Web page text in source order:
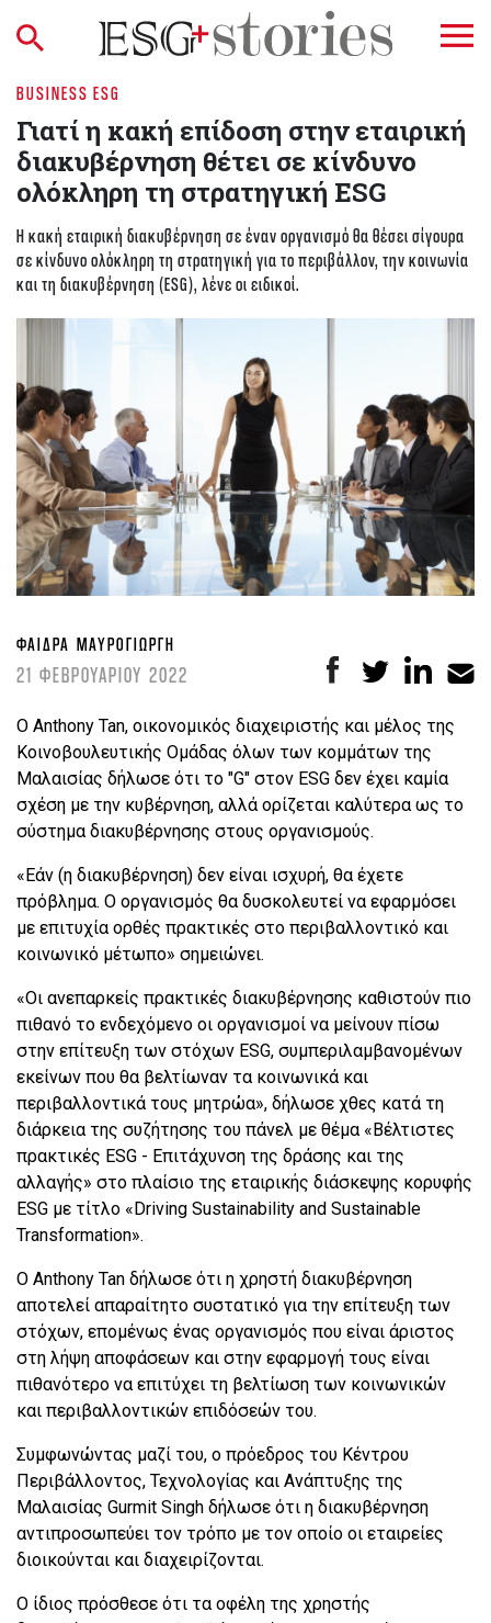
BUSINESS ESG
Γιατί η κακή επίδοση στην εταιρική
διακυβέρνηση θέτει σε κίνδυνο
ολόκληρη τη στρατηγική ESG
Η κακή εταιρική διακυβέρνηση σε έναν οργανισμό θα θέσει σίγουρα
σε κίνδυνο ολόκληρη τη στρατηγική για το περιβάλλον, την κοινωνία
και τη διακυβέρνηση (ESG), λένε οι ειδικοί.
ΦΑΊΔΡΑ ΜΑΥΡΟΓΙΏΡΓΗ
21 ΦΕΒΡΟΥΑΡΙΟΥ 2022
Ο Anthony Tan, οικονομικός διαχειριστής και μέλος της
Κοινοβουλευτικής Ομάδας όλων των κομμάτων της
Μαλαισίας δήλωσε ότι το "G" στον ESG δεν έχει καμία
σχέση με την κυβέρνηση, αλλά ορίζεται καλύτερα ως το
σύστημα διακυβέρνησης στους οργανισμούς.
«Εάν (η διακυβέρνηση) δεν είναι ισχυρή, θα έχετε
πρόβλημα. Ο οργανισμός θα δυσκολευτεί να εφαρμόσει
με επιτυχία ορθές πρακτικές στο περιβαλλοντικό και
κοινωνικό μέτωπο» σημειώνει.
«Οι ανεπαρκείς πρακτικές διακυβέρνησης καθιστούν πιο
πιθανό το ενδεχόμενο οι οργανισμοί να μείνουν πίσω
στην επίτευξη των στόχων ESG, συμπεριλαμβανομένων
εκείνων που θα βελτίωναν τα κοινωνικά και
περιβαλλοντικά τους μητρώα», δήλωσε χθες κατά τη
διάρκεια της συζήτησης του πάνελ με θέμα «Βέλτιστες
πρακτικές ESG - Επιτάχυνση της δράσης και της
αλλαγής» στο πλαίσιο της εταιρικής διάσκεψης κορυφής
ESG με τίτλο «Driving Sustainability and Sustainable
Transformation».
Ο Anthony Tan δήλωσε ότι η χρηστή διακυβέρνηση
αποτελεί απαραίτητο συστατικό για την επίτευξη των
στόχων, επομένως ένας οργανισμός που είναι άριστος
στη λήψη αποφάσεων και στην εφαρμογή τους είναι
πιθανότερο να επιτύχει τη βελτίωση των κοινωνικών
και περιβαλλοντικών επιδόσεών του.
Συμφωνώντας μαζί του, ο πρόεδρος του Κέντρου
Περιβάλλοντος, Τεχνολογίας και Ανάπτυξης της
Μαλαισίας Gurmit Singh δήλωσε ότι η διακυβέρνηση
αντιπροσωπεύει τον τρόπο με τον οποίο οι εταιρείες
διοικούνται και διαχειρίζονται.
Ο ίδιος πρόσθεσε ότι τα οφέλη της χρηστής